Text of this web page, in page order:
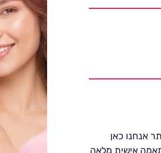
אנחנו כאן
אישית מלאה